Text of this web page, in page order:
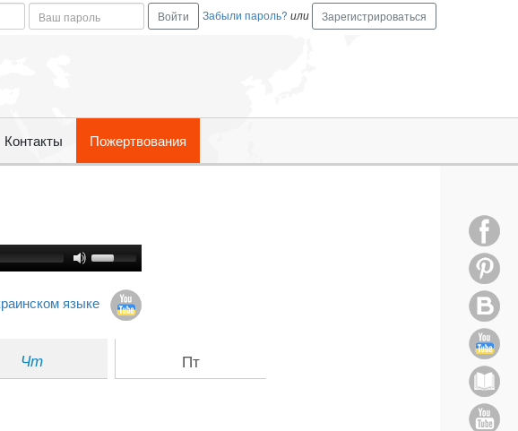
Забыли пароль? или Зарегистрироваться
Контакты Пожертвования
языке
Чт Пт